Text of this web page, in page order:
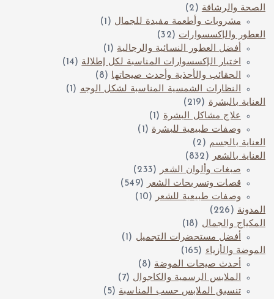
الصحة والرشاقة (2)
مشروبات وأطعمة مفيدة للجمال (1)
العطور والإكسسوارات (32)
أفضل العطور النسائية والرجالية (1)
اختيار الإكسسوارات المناسبة لكل إطلالة (14)
الحقائب والأحذية وأحدث صيحاتها (8)
النظارات الشمسية المناسبة لشكل الوجه (1)
العناية بالبشرة (219)
علاج مشاكل البشرة (1)
وصفات طبيعية للبشرة (1)
العناية بالجسم (2)
العناية بالشعر
(832)
صبغات وألوان الشعر
(233)
قصات وتسريحات الشعر
(549)
وصفات طبيعية للشعر
(10)
المدونة (226)
المكياج والجمال (18)
أفضل مستحضرات التجميل (1)
الموضة والأزياء (165)
أحدث صيحات الموضة (8)
الملابس الرسمية والكاجوال (7)
تنسيق الملابس حسب المناسبة (5)